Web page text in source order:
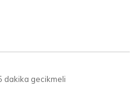
dakika gecikmeli